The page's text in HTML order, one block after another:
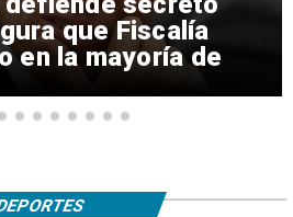
que Fiscalía
en la mayoría de